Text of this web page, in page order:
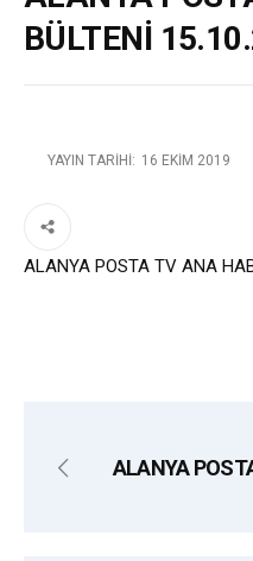
BÜLTENİ
YAYIN TARIHI: 16 EKIM 2019
ALANYA POSTA TV ANA
ALANYA